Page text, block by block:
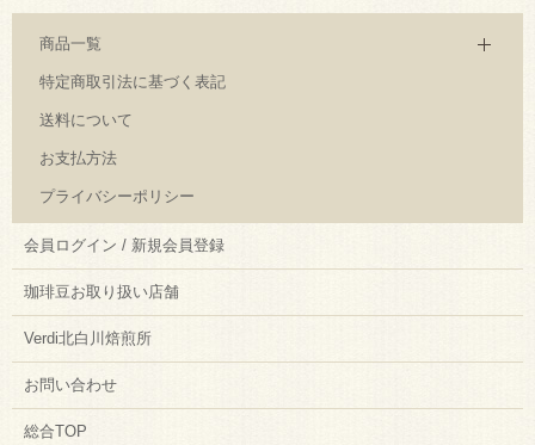
商品一覧
特定商取引法に基づく表記
送料について
お支払方法
プライバシーポリシー
会員ログイン / 新規会員登録
珈琲豆お取り扱い店舗
Verdi北白川焙煎所
お問い合わせ
総合TOP